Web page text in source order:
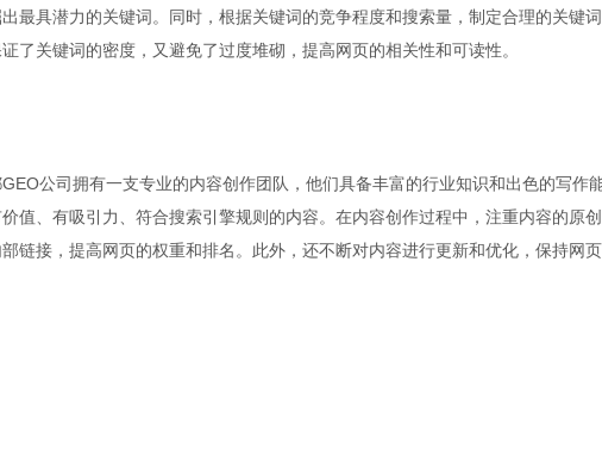
最具潜力的关键词。同时，根据关键词的竞争程度和搜索量，制定合理的关键
了关键词的密度，又避免了过度堆砌，提高网页的相关性和可读性。
公司拥有一支专业的内容创作团队，他们具备丰富的行业知识和出色的写作
值、有吸引力、符合搜索引擎规则的内容。在内容创作过程中，注重内容的原创
链接，提高网页的权重和排名。此外，还不断对内容进行更新和优化，保持网